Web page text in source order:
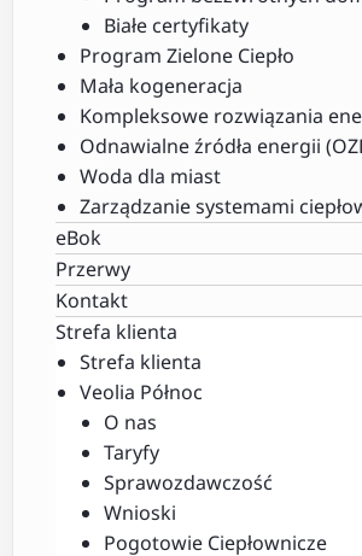
Białe certyfikaty
Program Zielone Ciepło
Mała kogeneracja
Kompleksowe rozwiązania
Odnawialne źródła energii
Woda dla miast
Zarządzanie systemami
eBok
Przerwy
Kontakt
Strefa klienta
Strefa klienta
Veolia Północ
O nas
Taryfy
Sprawozdawczość
Wnioski
Pogotowie Ciepłownicze